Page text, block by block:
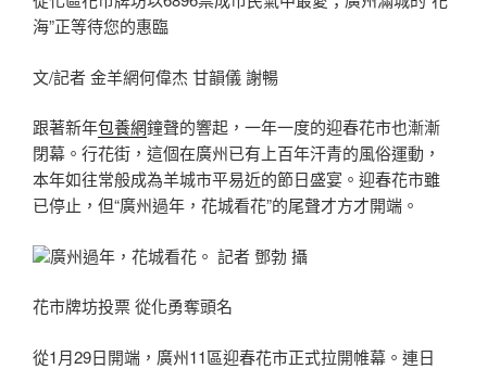
海”正等待您的惠臨
文/記者 金羊網何偉杰 甘韻儀 謝暢
跟著新年包養網鐘聲的響起，一年一度的迎春花市也漸漸
閉幕。行花街，這個在廣州已有上百年汗青的風俗運動，
本年如往常般成為羊城市平易近的節日盛宴。迎春花市雖
已停止，但“廣州過年，花城看花”的尾聲才方才開端。
廣州過年，花城看花。 記者 鄧勃 攝
花市牌坊投票 從化勇奪頭名
從1月29日開端，廣州11區迎春花市正式拉開帷幕。連日